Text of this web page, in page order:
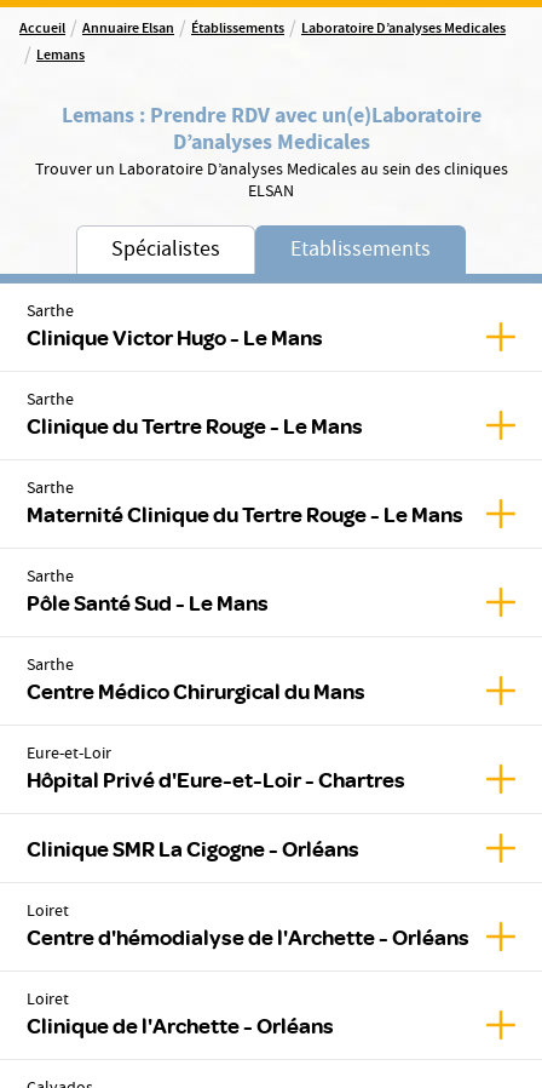
Accueil / Annuaire Elsan / Établissements / Laboratoire D’analyses Medicales
/ Lemans
Lemans: Prendre RDV avec un(e)Laboratoire
D’analyses Medicales
Trouver un Laboratoire D’analyses Medicales au sein des cliniques
ELSAN
Spécialistes Etablissements
Sarthe
Clinique Victor Hugo - Le Mans
Sarthe
Clinique du Tertre Rouge - Le Mans
Sarthe
Maternité Clinique du Tertre Rouge - Le Mans
Sarthe
Pôle Santé Sud - Le Mans
Sarthe
Centre Médico Chirurgical du Mans
Eure-et-Loir
Hôpital Privé d'Eure-et-Loir - Chartres
Clinique SMR La Cigogne - Orléans
Loiret
Centre d'hémodialyse de l'Archette - Orléans
Loiret
Clinique de l'Archette - Orléans